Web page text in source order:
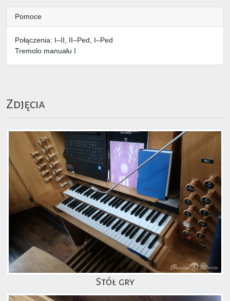
Pomoce
Połączenia: I–II, II–Ped, I–Ped
Tremolo manuału I
Zdjęcia
Stół gry